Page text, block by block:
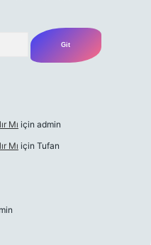
Mı için admin
Mı için Tufan